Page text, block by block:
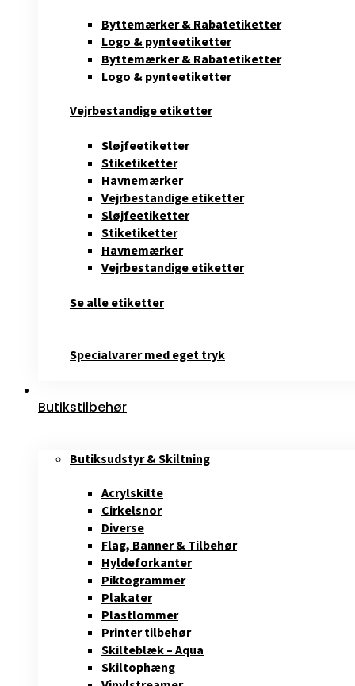
Byttemærker & Rabatetiketter
Logo & pynteetiketter
Byttemærker & Rabatetiketter
Logo & pynteetiketter
Vejrbestandige etiketter
Sløjfeetiketter
Stiketiketter
Havnemærker
Vejrbestandige etiketter
Sløjfeetiketter
Stiketiketter
Havnemærker
Vejrbestandige etiketter
Se alle etiketter
Specialvarer med eget tryk
Butikstilbehør
Butiksudstyr & Skiltning
Acrylskilte
Cirkelsnor
Diverse
Flag, Banner & Tilbehør
Hyldeforkanter
Piktogrammer
Plakater
Plastlommer
Printer tilbehør
Skilteblæk – Aqua
Skiltophæng